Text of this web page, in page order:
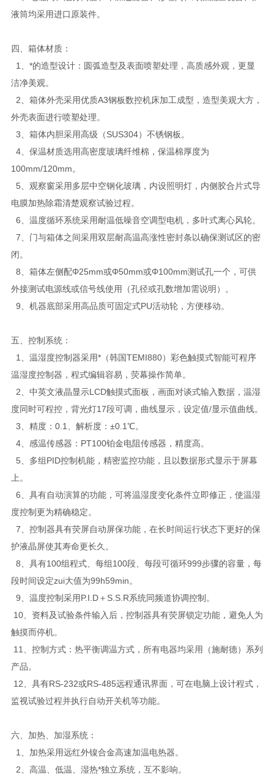
液筒均采用进口原装件。
四、箱体材质：
1、*的造型设计：圆弧造型及表面喷塑处理，高质感外观，更显
洁净美观。
2、箱体外壳采用优质A3钢板数控机床加工成型，造型美观大方，
外壳表面进行喷塑处理。
3、箱体内胆采用高级（SUS304）不锈钢板。
4、保温材质选用高密度玻璃纤维棉，保温棉厚度为
100mm/120mm。
5、观察窗采用多层中空钢化玻璃，内设照明灯，内侧胶合片式导
电膜加热除霜清楚观察试验过程。
6、温度循环系统采用耐温低噪音空调型电机，多叶式离心风轮。
7、门与箱体之间采用双层耐高温高涨性密封条以确保测试区的密
闭。
8、箱体左侧配Φ25mm或Φ50mm或Φ100mm测试孔一个，可供
外接测试电源线或信号线使用（孔径或孔数增加需说明）。
9、机器底部采用高品质可固定式PU活动轮，方便移动。
五、控制系统：
1、温湿度控制器采用*（韩国TEMI880）彩色触摸式智能可程序
温湿度控制器，程式编辑容易，荧幕操作简单。
2、中英文液晶显示LCD触摸式面板，画面对谈式输入数据，温湿
度同时可程控，背光灯17段可调，曲线显示，设定值/显示值曲线。
3、精度：0.1、解析度：±0.1℃。
4、感温传感器：PT100铂金电阻传感器，精度高。
5、多组PID控制机能，精密监控功能，且以数据形式显示于屏幕
上。
6、具有自动演算的功能，可将温湿度变化条件立即修正，使温湿
度控制更为精确稳定。
7、控制器具有荧屏自动屏保功能，在长时间运行状态下更好的保
护液晶屏使其寿命更长久。
8、具有100组程式、每组100段、每段可循环999步骤的容量，每
段时间设定zui大值为99h59min。
9、温度控制采用P.I.D＋S.S.R系统同频道协调控制。
10、资料及试验条件输入后，控制器具有荧屏锁定功能，避免人为
触摸而停机。
11、控制方式：热平衡调温方式，所有电器均采用（施耐德）系列
产品。
12、具有RS-232或RS-485远程通讯界面，可在电脑上设计程式，
监视试验过程并执行自动开关机等功能。
六、加热、加湿系统：
1、加热采用远红外镍合金高速加温电热器。
2、高温、低温、湿热*独立系统，互不影响。